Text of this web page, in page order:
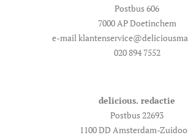
Postbus 606
7000 AP Doetinchem
e-mail
020 894 7552
delicious. redactie
Postbus 22693
1100 DD Amsterdam-